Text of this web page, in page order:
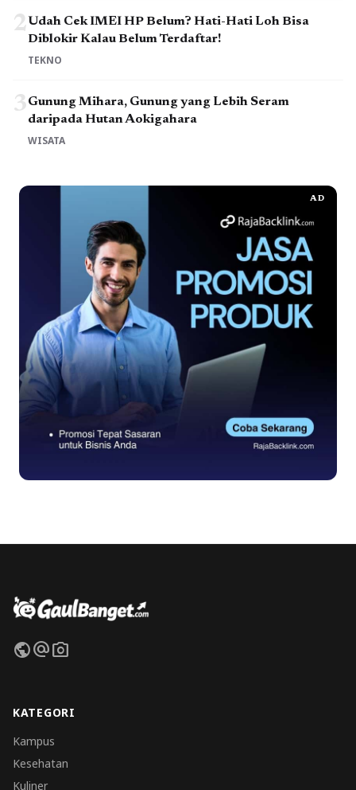
2Udah Cek IMEI HP Belum? Hati-Hati Loh Bisa
Diblokir Kalau Belum Terdaftar!
TEKNO
3Gunung Mihara, Gunung yang Lebih Seram
daripada Hutan Aokigahara
WISATA
AD
publicalternate_emailphoto_camera
KATEGORI
Kampus
Kesehatan
Kuliner